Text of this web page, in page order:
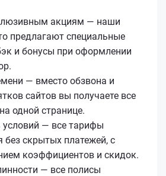
акциям — наши
предлагают специальные
и бонусы при оформлении
— вместо обзвона и
сайтов вы получаете все
одной странице.
условий — все тарифы
без скрытых платежей, с
коэффициентов и скидок.
— все полисы